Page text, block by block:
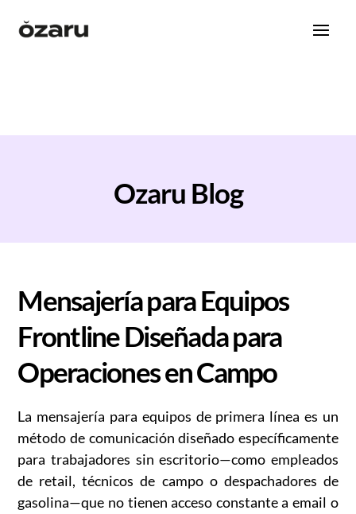
Ozaru Blog
Mensajería para Equipos
Frontline Diseñada para
Operaciones en Campo
La mensajería para equipos de primera línea es un
método de comunicación diseñado específicamente
para trabajadores sin escritorio—como empleados
de retail, técnicos de campo o despachadores de
gasolina—que no tienen acceso constante a email o